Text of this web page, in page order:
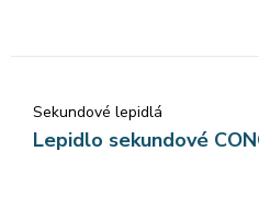
Sekundové lepidlá
Lepidlo sekundové